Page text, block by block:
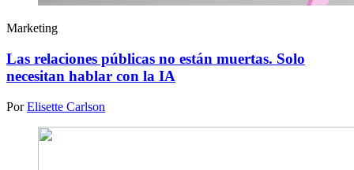
Marketing
Las relaciones públicas no están muertas. Solo
necesitan hablar con la IA
PorElisette Carlson